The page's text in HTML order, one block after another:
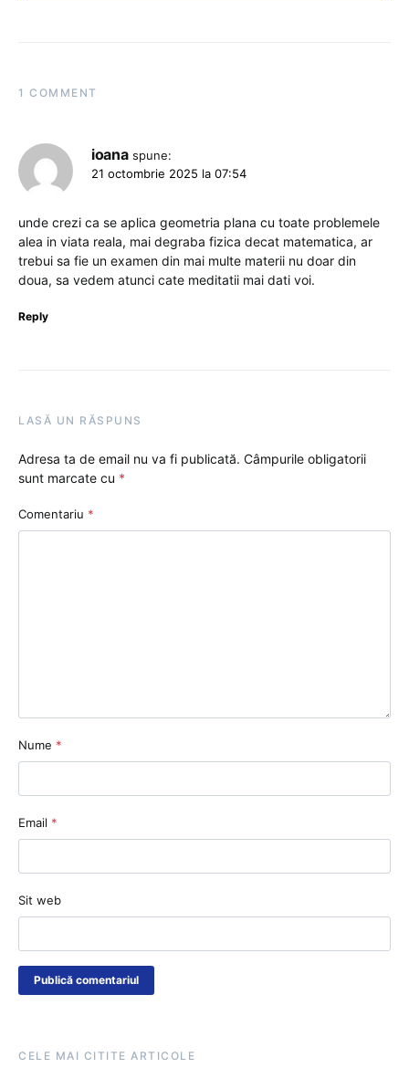
1 COMMENT
ioana spune:
21 octombrie 2025 la 07:54
unde crezi ca se aplica geometria plana cu toate problemele
alea in viata reala, mai degraba fizica decat matematica, ar
trebui sa fie un examen din mai multe materii nu doar din
doua, sa vedem atunci cate meditatii mai dati voi.
Reply
LASĂ UN RĂSPUNS
Adresa ta de email nu va fi publicată. Câmpurile obligatorii
sunt marcate cu *
Comentariu *
Nume *
Email *
Sit web
CELE MAI CITITE ARTICOLE